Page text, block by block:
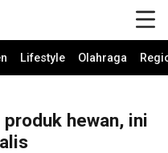
Lifestyle Olahraga
hewan, ini